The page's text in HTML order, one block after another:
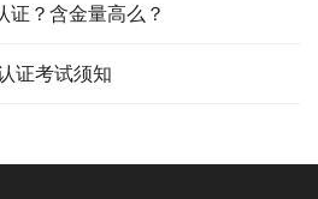
证？含金量高么？
证考试须知